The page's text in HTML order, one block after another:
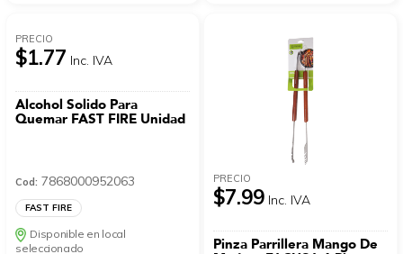
PRECIO
$1.77 Inc. IVA
Alcohol Solido Para
Quemar FAST FIRE Unidad
Cod: 7868000952063
FAST FIRE
Disponible en local
seleccionado
PRECIO
$7.99 Inc. IVA
Pinza Parrillera Mango De